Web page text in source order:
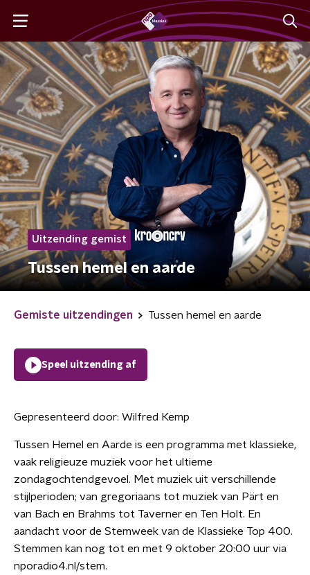
Uitzending gemist
Tussen hemel en aarde
Gemiste uitzendingen Tussen hemel en aarde
Speel uitzending af
Gepresenteerd door: Wilfred Kemp
Tussen Hemel en Aarde is een programma met klassieke,
vaak religieuze muziek voor het ultieme
zondagochtendgevoel. Met muziek uit verschillende
stijlperioden; van gregoriaans tot muziek van Pärt en
van Bach en Brahms tot Taverner en Ten Holt. En
aandacht voor de Stemweek van de Klassieke Top 400.
Stemmen kan nog tot en met 9 oktober 20:00 uur via
nporadio4.nl/stem.